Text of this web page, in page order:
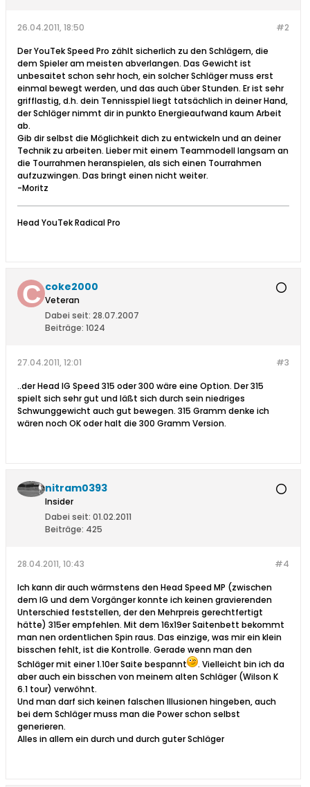
#2
26.04.2011, 18:50
Der YouTek Speed Pro zählt sicherlich zu den Schlägern, die
dem Spieler am meisten abverlangen. Das Gewicht ist
unbesaitet schon sehr hoch, ein solcher Schläger muss erst
einmal bewegt werden, und das auch über Stunden. Er ist sehr
grifflastig, d.h. dein Tennisspiel liegt tatsächlich in deiner Hand,
der Schläger nimmt dir in punkto Energieaufwand kaum Arbeit
ab.
Gib dir selbst die Möglichkeit dich zu entwickeln und an deiner
Technik zu arbeiten. Lieber mit einem Teammodell langsam an
die Tourrahmen heranspielen, als sich einen Tourrahmen
aufzuzwingen. Das bringt einen nicht weiter.
-Moritz
Head YouTek Radical Pro
coke2000
Veteran
Dabei seit: 28.07.2007
Beiträge: 1024
#3
27.04.2011, 12:01
..der Head IG Speed 315 oder 300 wäre eine Option. Der 315
spielt sich sehr gut und läßt sich durch sein niedriges
Schwunggewicht auch gut bewegen. 315 Gramm denke ich
wären noch OK oder halt die 300 Gramm Version.
nitram0393
Insider
Dabei seit: 01.02.2011
Beiträge: 425
#4
28.04.2011, 10:43
Ich kann dir auch wärmstens den Head Speed MP (zwischen
dem IG und dem Vorgänger konnte ich keinen gravierenden
Unterschied feststellen, der den Mehrpreis gerechtfertigt
hätte) 315er empfehlen. Mit dem 16x19er Saitenbett bekommt
man nen ordentlichen Spin raus. Das einzige, was mir ein klein
bisschen fehlt, ist die Kontrolle. Gerade wenn man den
Schläger mit einer 1.10er Saite bespannt
. Vielleicht bin ich da
aber auch ein bisschen von meinem alten Schläger (Wilson K
6.1 tour) verwöhnt.
Und man darf sich keinen falschen Illusionen hingeben, auch
bei dem Schläger muss man die Power schon selbst
generieren.
Alles in allem ein durch und durch guter Schläger